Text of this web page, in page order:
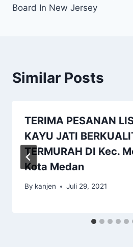
Board In New Jersey
Similar Posts
TERIMA PESANAN
KAYU JATI
TERMURAH DI Kec.
Kota Medan
By kanjen Juli 29, 2021